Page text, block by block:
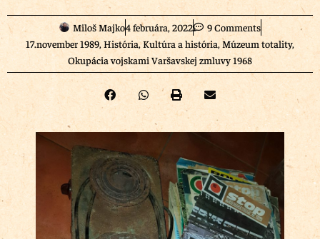
Miloš Majko4 februára, 2022
9 Comments
17.november 1989, História,Kultúra a história, Múzeum totality,
Okupácia vojskami Varšavskej zmluvy 1968